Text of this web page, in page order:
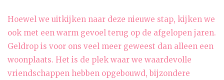
Hoewel we uitkijken naar deze nieuwe stap, kijken we
ook met een warm gevoel terug op de afgelopen jaren.
Geldrop is voor ons veel meer geweest dan alleen een
woonplaats. Het is de plek waar we waardevolle
vriendschappen hebben opgebouwd, bijzondere